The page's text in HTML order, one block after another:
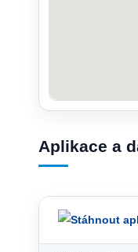
Aplikace a